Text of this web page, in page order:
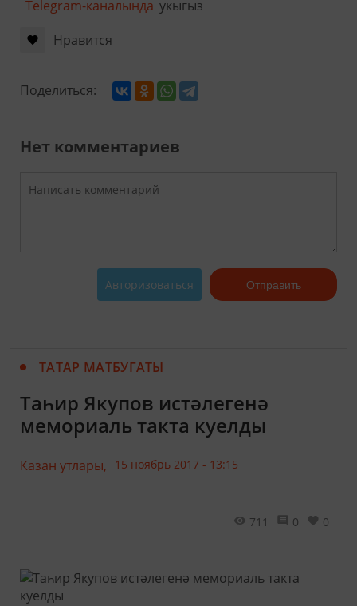
Telegram-каналында укыгыз
Нравится
Поделиться:
Нет комментариев
Авторизоваться Отправить
ТАТАР МАТБУГАТЫ
Таһир Якупов истәлегенә
мемориаль такта куелды
Казан утлары, 15 ноябрь 2017 - 13:15
711 0 0